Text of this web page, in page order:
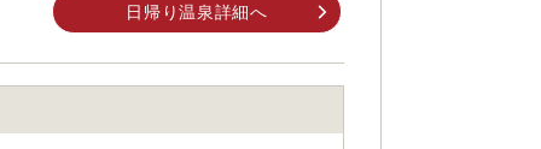
日帰り温泉詳細へ